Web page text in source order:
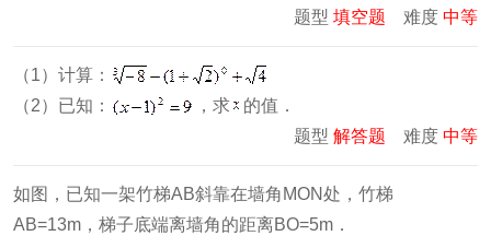
题型 填空题 难度 中等
（1）计算：
（2）已知：
，求
的值．
题型 解答题 难度 中等
如图，已知一架竹梯AB斜靠在墙角MON处，竹梯
AB=13m，梯子底端离墙角的距离BO=5m．